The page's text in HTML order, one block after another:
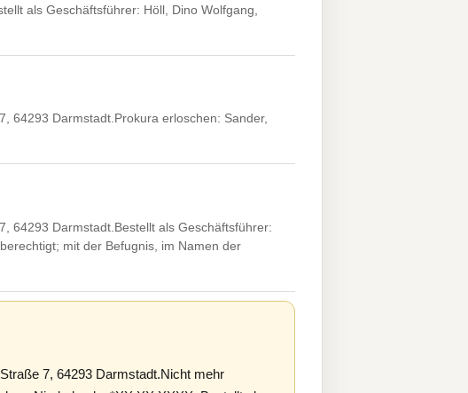
als Geschäftsführer: Höll, Dino Wolfgang,
64293 Darmstadt.Prokura erloschen: Sander,
64293 Darmstadt.Bestellt als Geschäftsführer:
mit der Befugnis, im Namen der
7, 64293 Darmstadt.Nicht mehr